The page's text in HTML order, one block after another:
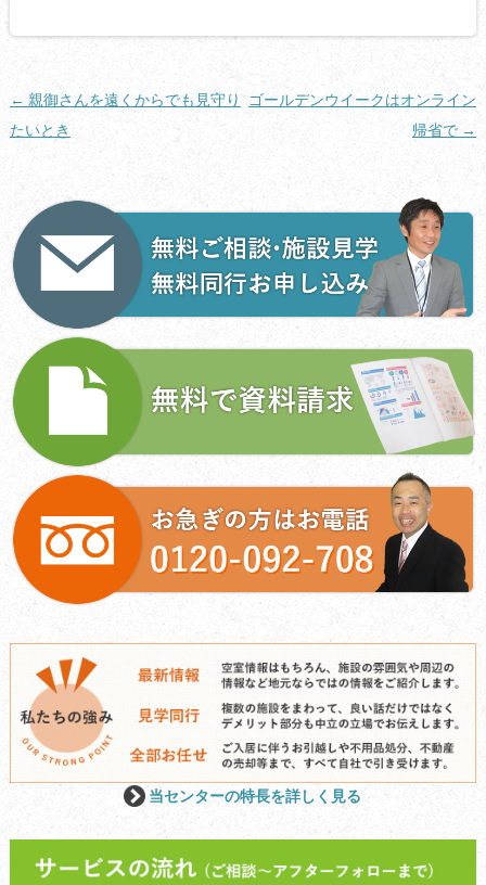
投
稿
ー
シ
← 親御さんを遠くからでも見守り
たいとき
ゴールデンウイークはオンライン
帰省で →
当センターの特長を詳しく見る